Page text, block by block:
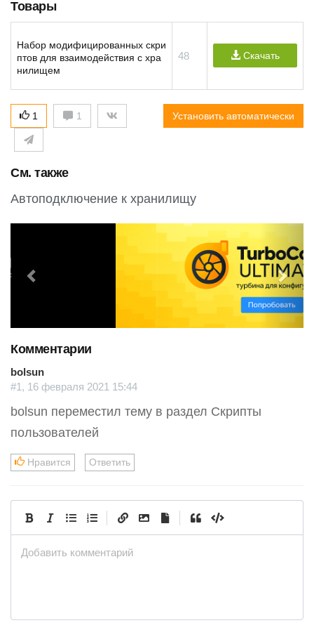
Товары
Набор модифицированных скри
птов для взаимодействия с хра
нилищем
48 Скачать
Установить автоматически
1 1
См. также
Автоподключение к хранилищу
e
o
u
s
e
x
t
Комментарии
bolsun
#1, 16 февраля 2021 15:44
bolsun переместил тему в раздел Скрипты
пользователей
Нравится Ответить
Добавить комментарий